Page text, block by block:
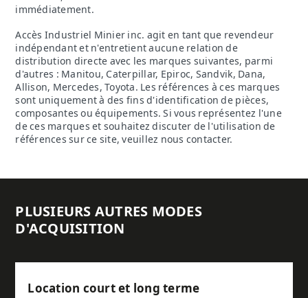
immédiatement.
Accès Industriel Minier inc. agit en tant que revendeur
indépendant et n'entretient aucune relation de
distribution directe avec les marques suivantes, parmi
d'autres : Manitou, Caterpillar, Epiroc, Sandvik, Dana,
Allison, Mercedes, Toyota. Les références à ces marques
sont uniquement à des fins d'identification de pièces,
composantes ou équipements. Si vous représentez l'une
de ces marques et souhaitez discuter de l'utilisation de
références sur ce site, veuillez nous contacter.
PLUSIEURS AUTRES MODES
D'ACQUISITION
Location court et long terme